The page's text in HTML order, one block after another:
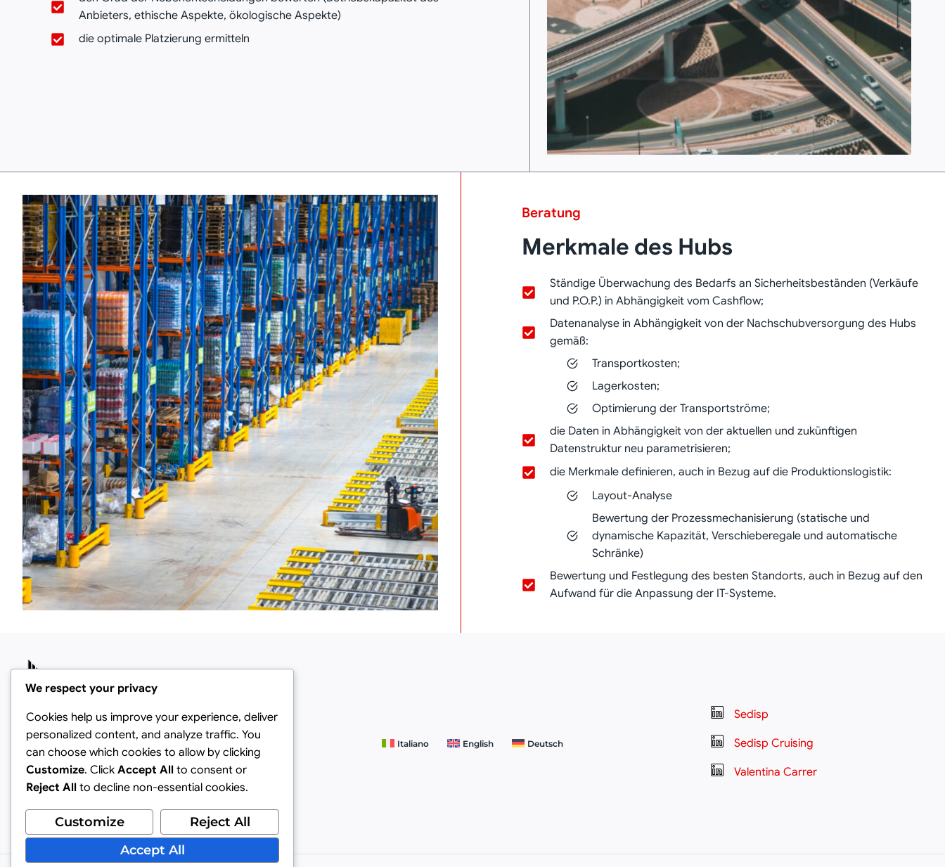
Anbieters, ethische Aspekte, ökologische Aspekte)
die optimale Platzierung ermitteln
Beratung
Merkmale des Hubs
Ständige Überwachung des Bedarfs an Sicherheitsbeständen (Verkäufe
und P.O.P.) in Abhängigkeit vom Cashflow;
Datenanalyse in Abhängigkeit von der Nachschubversorgung des Hubs
gemäß:
Transportkosten;
Lagerkosten;
Optimierung der Transportströme;
die Daten in Abhängigkeit von der aktuellen und zukünftigen
Datenstruktur neu parametrisieren;
die Merkmale definieren, auch in Bezug auf die Produktionslogistik:
Layout-Analyse
Bewertung der Prozessmechanisierung (statische und
dynamische Kapazität, Verschieberegale und automatische
Schränke)
Bewertung und Festlegung des besten Standorts, auch in Bezug auf den
Aufwand für die Anpassung der IT-Systeme.
Via Privata Mulino, 24 - 20090 Buccinasco
(MI)
E-mail: info@sedisp.com
Tel: +39 02 45703235
Cookie Policy
Privacy Policy
Italiano English Deutsch
Sedisp
Sedisp Cruising
Valentina Carrer
We respect your privacy
Cookies help us improve your experience, deliver
personalized content, and analyze traffic. You
can choose which cookies to allow by clicking
Customize. Click Accept All to consent or
Reject All to decline non-essential cookies.
Customize
Reject All
Accept All